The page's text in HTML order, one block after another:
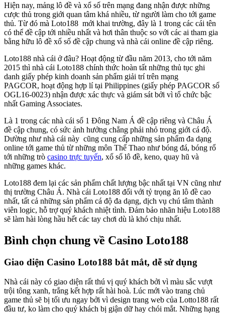
Hiện nay, mảng lô đề và xổ số trên mạng đang nhận được những
cược thủ trong giới quan tâm khá nhiều, từ người làm cho tới game
thủ. Từ đó mà Loto188 mới khai trường, đây là 1 trong các cái tên
có thể đề cập tới nhiều nhất và hơi thân thuộc so với các ai tham gia
bằng hữu lô đề xổ số đề cập chung và nhà cái online đề cập riêng.
Loto188 nhà cái ở đâu? Hoạt động từ đầu năm 2013, cho tới năm
2015 thì nhà cái Loto188 chính thức hoàn tất những thủ tục ghi
danh giấy phép kinh doanh sản phẩm giải trí trên mạng
PAGCOR, hoạt động hợp lí tại Philippines (giấy phép PAGCOR số
OGL16-0023) nhận được xác thực và giám sát bởi vì tổ chức bậc
nhất Gaming Associates.
Là 1 trong các nhà cái số 1 Đông Nam Á đề cập riêng và Châu Á
đề cập chung, có sức ảnh hưởng chẳng phải nhỏ trong giới cá độ.
Dường như nhà cái này cũng cung cấp những sản phẩm đa dạng
online tới game thủ từ những môn Thể Thao như bóng đá, bóng rổ
tới những trò casino trực tuyến, xổ số lô đề, keno, quay hũ và
những games khác.
Loto188 đem lại các sản phẩm chất lượng bậc nhất tại VN cũng như
thị trường Châu Á. Nhà cái Loto188 đối với tỷ trọng ăn lô đề cao
nhất, tất cả những sản phẩm cá độ đa dạng, dịch vụ chú tâm thành
viên logic, hỗ trợ quý khách nhiệt tình. Đảm bảo nhãn hiệu Loto188
sẽ làm hài lòng hầu hết các tay chơi dù là khó chịu nhất.
Bình chọn chung về Casino Loto188
Giao diện Casino Loto188 bắt mắt, dễ sử dụng
Nhà cái này có giao diện rất thú vị quý khách bởi vì màu sắc vượt
trội tông xanh, trắng kết hợp rất hài hoà. Lúc mới vào trang chủ
game thủ sẽ bị tối ưu ngay bởi vì design trang web của Lotto188 rất
đầu tư, ko làm cho quý khách bị giận dữ hay chói mắt. Những hạng